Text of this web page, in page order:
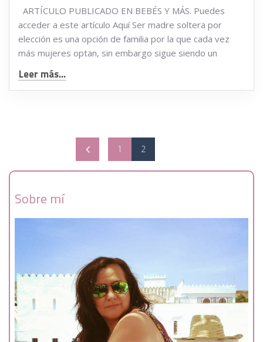
Sobre mí
ARTÍCULO PUBLICADO EN BEBÉS Y MÁS. Puedes
acceder a este artículo Aquí Ser madre soltera por
elección es una opción de familia por la que cada vez
más mujeres optan, sin embargo sigue siendo un
Leer más...
1 2